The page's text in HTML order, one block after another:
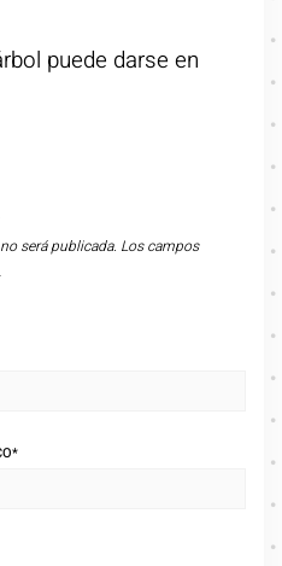
puede darse en
será publicada. Los campos
*